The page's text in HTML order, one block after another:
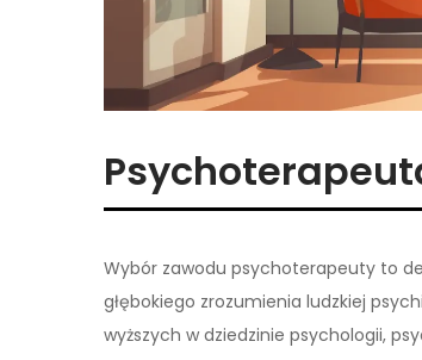
Wybór zawodu psychoterapeuty to
głębokiego zrozumienia ludzkiej
wyższych w dziedzinie psychologii,